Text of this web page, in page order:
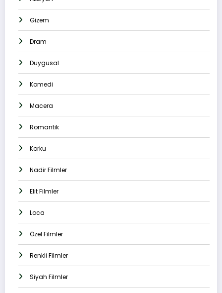
Gizem
Dram
Duygusal
Komedi
Macera
Romantik
Korku
Nadir Filmler
Elit Filmler
Loca
Özel Filmler
Renkli Filmler
Siyah Filmler